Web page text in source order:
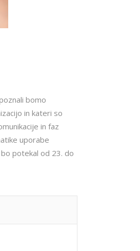
bomo
in kateri so
in faz
uporabe
potekal od 23. do